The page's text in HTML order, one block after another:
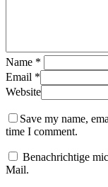
Name *
Email *
Website
Save my name,
time I comment.
Benachrichtige
Mail.